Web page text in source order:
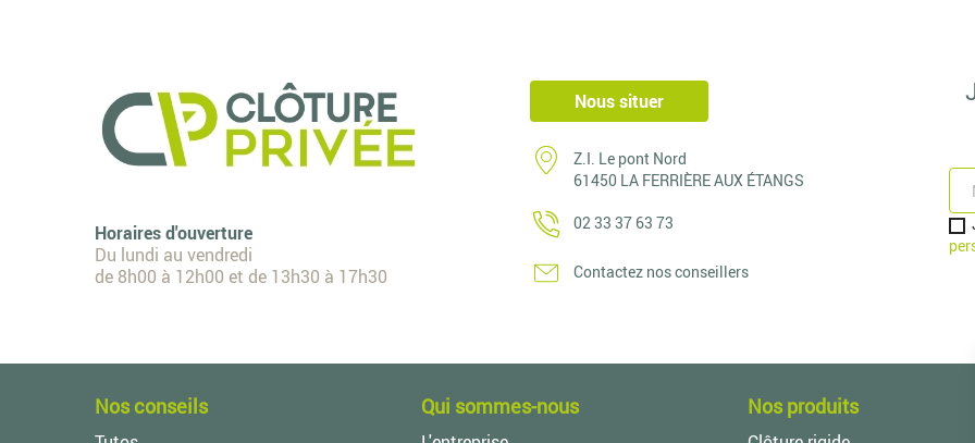
Horaires d'ouverture
Du lundi au vendredi
de 8h00 à 12h00 et de 13h30 à 17h30
Nous situer
Z.I. Le pont Nord
61450 LA FERRIÈRE AUX ÉTANGS
02 33 37 63 73
Contactez nos conseillers
Nos conseils Qui sommes-nous Nos produits